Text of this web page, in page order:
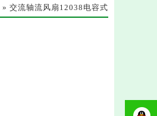
» 交流轴流风扇12038电容式